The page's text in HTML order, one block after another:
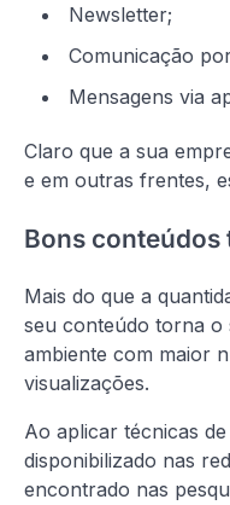
Newsletter;
Comunicação
Mensagens via
Claro que a sua
e em outras frentes,
Bons conteúdos
Mais do que a
seu conteúdo torna o
ambiente com maior
visualizações.
Ao aplicar técnicas
disponibilizado nas
encontrado nas